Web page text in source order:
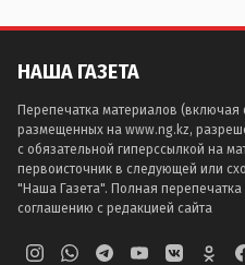
НАША ГАЗЕТА
Перепечатка материалов
размещенных на www.ng.kz,
с обязательной гиперссылкой на
первоисточник в следующей или
"Наша Газета". Полная
соглашению с редакцией сайта